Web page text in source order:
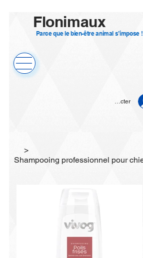
Flonimaux
Parce que le bien-être animal s’impose !
Se connecter
>